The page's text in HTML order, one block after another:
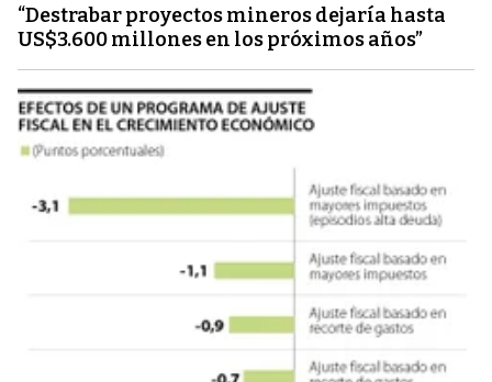
“Destrabar proyectos mineros dejaría hasta
US$3.600 millones en los próximos años”